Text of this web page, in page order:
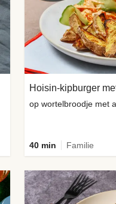
Hoisin-kipburger
op wortelbroodje met
40 min Familie